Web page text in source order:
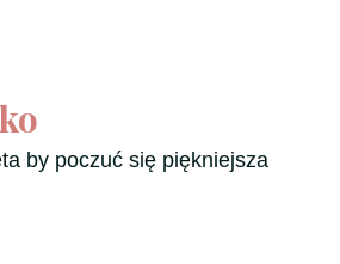
by poczuć się piękniejsza